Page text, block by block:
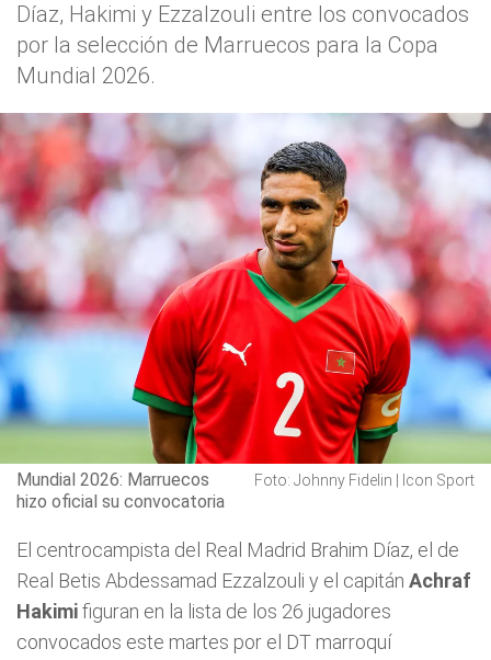
Díaz, Hakimi y Ezzalzouli entre los convocados
por la selección de Marruecos para la Copa
Mundial 2026.
Mundial 2026: Marruecos
hizo oficial su convocatoria
Foto: Johnny Fidelin | Icon Sport
El centrocampista del Real Madrid Brahim Díaz, el de
Real Betis Abdessamad Ezzalzouli y el capitán Achraf
Hakimifiguran en la lista de los 26 jugadores
convocados este martes por el DT marroquí